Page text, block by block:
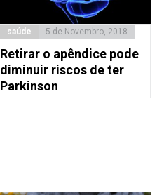
saúde 5 de Novembro, 2018
Retirar o apêndice pode
diminuir riscos de ter
Parkinson